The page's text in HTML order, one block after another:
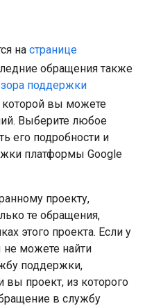
на странице
обращения также
поддержки
которой вы можете
Выберите любое
его подробности и
платформы Google
проекту,
те обращения,
этого проекта. Если у
не можете найти
поддержки,
вы проект, из которого
в службу